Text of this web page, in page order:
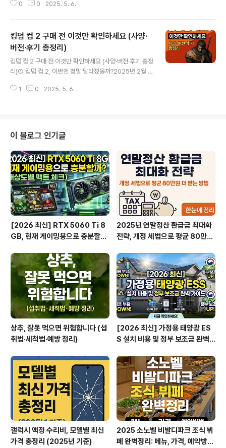
면?” 최근 한 방송에서 소개된 ‘상추 잘못 섭취법’ 이슈가
기생충 감염·복통을 유발할 수 있다는 주장이 나오면서 관
련 검색어인 “상추 먹는 법”, “상추 생으로 먹으면 위험?”,
“상추 대장암” 등이 급상승 중입니다. 그렇다면, 상추는 어
떻게 먹어야 안전할까요? 이 글에서는 상추 섭취 시 주의할
점과 예방법, 그리고 정확한 정보를 정리해드립니다.② 상
추 섭취, 왜 지금 이슈가 됐을까?2025년 5월, 한 건강 전
0 0 2025. 5. 6.
킹덤 컴 2 구매 전 이것만 확인하세요 (사양·
버전·후기 총정리)
킹덤 컴 2 구매 전 이것만 확인하세요 (사양·버전·후기 총정
리)① 킹덤 컴 2, 이번엔 정말 달라졌을까?2025년 2월 출
로운 기준으로 떠올랐습니다. 전작보다 2배 이상 확장된
서 가장 큰 호평을 받은 부분입니다. 1편에서 아쉬웠던 점
들을 얼마나 보완했는지, 지금부터 실제 플레이어 반응과
비교를 통해 확인해보겠습니다.② 왜 다시 킹덤 컴인가?킹
덤 컴 2는 중세 유럽의 보헤미아를 배경으로, 현실감 넘치
는 RPG를 지향합니다. 판타지가 아닌 역사적 사건, 마법이
아닌 검과 말,..
1 0 2025. 5. 6.
이 블로그 인기글
[2026 최신] RTX 5060 Ti 8
GB, 현재 게이밍용으로 충분할
2025년 연말정산 환급금 최대화
전략, 개정 세법으로 평균 80만원
상추, 잘못 먹으면 위험합니다 (섭
취법·세척법·예방 정리)
[2026 최신] 가정용 태양광 ES
S 설치 비용 및 정부 보조금 완벽
갤럭시 액정 수리비, 모델별 최신
가격 총정리 (2025년 기준)
2025 소노벨 비발디파크 조식 뷔
페 완벽정리: 메뉴, 가격, 예약방